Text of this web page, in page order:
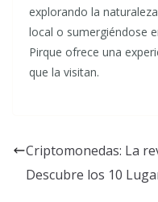
explorando la
local o sumergiéndose
Pirque ofrece una
que la visitan.
Criptomonedas: La
Descubre los 10